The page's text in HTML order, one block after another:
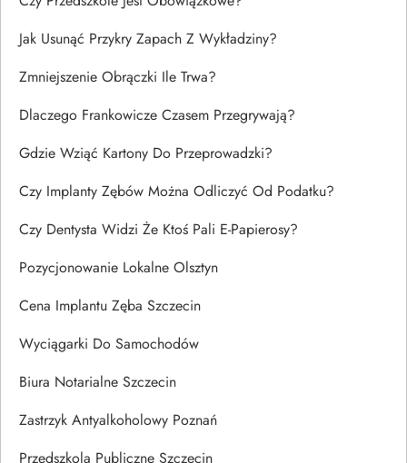
Jak Usunąć Przykry Zapach Z Wykładziny?
Zmniejszenie Obrączki Ile Trwa?
Dlaczego Frankowicze Czasem Przegrywają?
Gdzie Wziąć Kartony Do Przeprowadzki?
Czy Implanty Zębów Można Odliczyć Od Podatku?
Czy Dentysta Widzi Że Ktoś Pali E-Papierosy?
Pozycjonowanie Lokalne Olsztyn
Cena Implantu Zęba Szczecin
Wyciągarki Do Samochodów
Biura Notarialne Szczecin
Zastrzyk Antyalkoholowy Poznań
Przedszkola Publiczne Szczecin